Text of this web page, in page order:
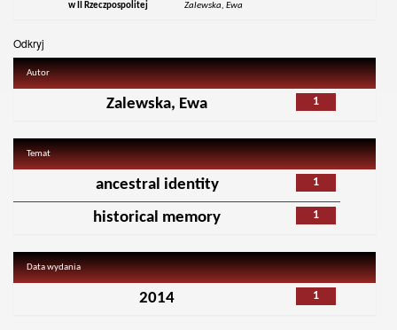
w II Rzeczpospolitej
Zalewska, Ewa
Odkryj
Autor
1
Zalewska, Ewa
Temat
1
ancestral identity
1
historical memory
Data wydania
1
2014